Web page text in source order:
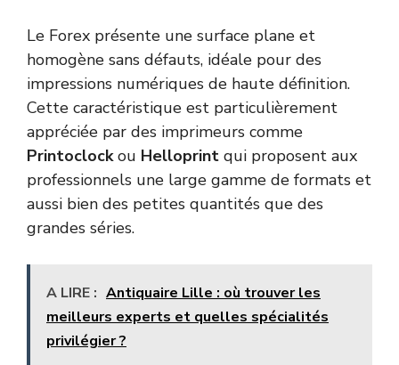
Le Forex présente une surface plane et
homogène sans défauts, idéale pour des
impressions numériques de haute définition.
Cette caractéristique est particulièrement
appréciée par des imprimeurs comme
Printoclockou Helloprint qui proposent aux
professionnels une large gamme de formats et
aussi bien des petites quantités que des
grandes séries.
A LIRE : Antiquaire Lille : où trouver les
meilleurs experts et quelles spécialités
privilégier ?